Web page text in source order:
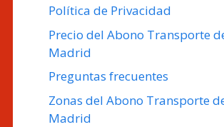
Política de Privacidad
Precio del Abono Transporte
Madrid
Preguntas frecuentes
Zonas del Abono Transporte
Madrid